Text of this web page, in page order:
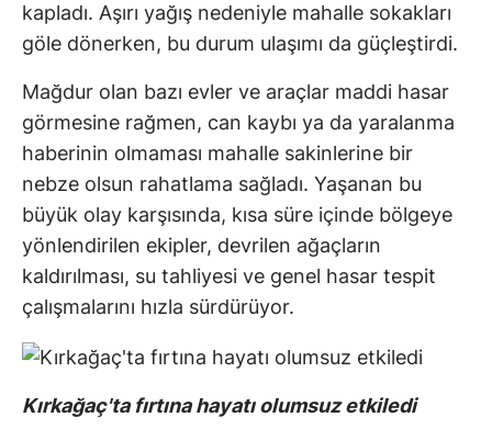
kapladı. Aşırı yağış nedeniyle mahalle sokakları
göle dönerken, bu durum ulaşımı da güçleştirdi.
Mağdur olan bazı evler ve araçlar maddi hasar
görmesine rağmen, can kaybı ya da yaralanma
haberinin olmaması mahalle sakinlerine bir
nebze olsun rahatlama sağladı. Yaşanan bu
büyük olay karşısında, kısa süre içinde bölgeye
yönlendirilen ekipler, devrilen ağaçların
kaldırılması, su tahliyesi ve genel hasar tespit
çalışmalarını hızla sürdürüyor.
Kırkağaç'ta fırtına hayatı olumsuz etkiledi